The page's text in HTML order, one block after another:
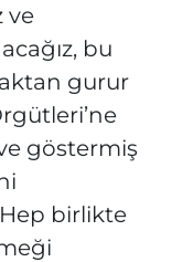
ve
bu
gurur
göstermiş
birlikte